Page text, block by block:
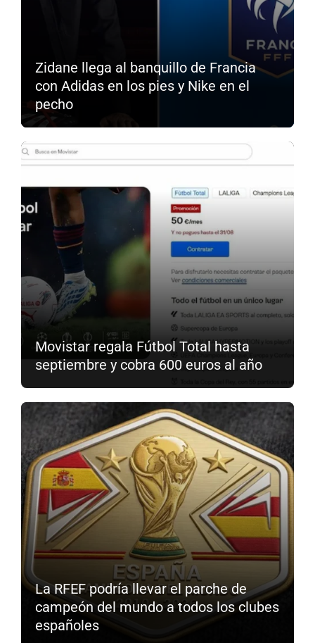
Zidane llega al banquillo de Francia
con Adidas en los pies y Nike en el
pecho
Movistar regala Fútbol Total hasta
septiembre y cobra 600 euros al año
La RFEF podría llevar el parche de
campeón del mundo a todos los clubes
españoles